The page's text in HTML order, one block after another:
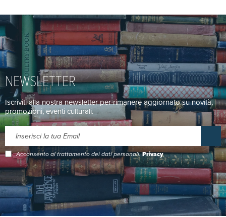
NEWSLETTER
Iscriviti alla nostra newsletter per rimanere aggiornato su novità,
promozioni, eventi culturali.
Acconsento al trattamento dei dati personali.Privacy